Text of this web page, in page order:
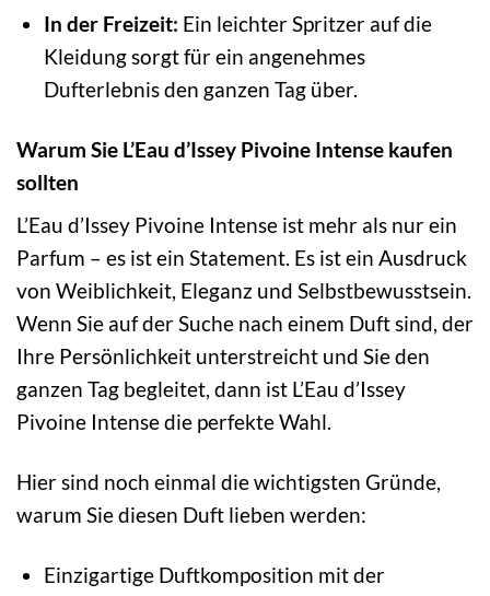
In der Freizeit: Ein leichter Spritzer auf die
Kleidung sorgt für ein angenehmes
Dufterlebnis den ganzen Tag über.
Warum Sie L’Eau d’Issey Pivoine Intense kaufen
sollten
L’Eau d’Issey Pivoine Intense ist mehr als nur ein
Parfum – es ist ein Statement. Es ist ein Ausdruck
von Weiblichkeit, Eleganz und Selbstbewusstsein.
Wenn Sie auf der Suche nach einem Duft sind, der
Ihre Persönlichkeit unterstreicht und Sie den
ganzen Tag begleitet, dann ist L’Eau d’Issey
Pivoine Intense die perfekte Wahl.
Hier sind noch einmal die wichtigsten Gründe,
warum Sie diesen Duft lieben werden:
Einzigartige Duftkomposition mit der